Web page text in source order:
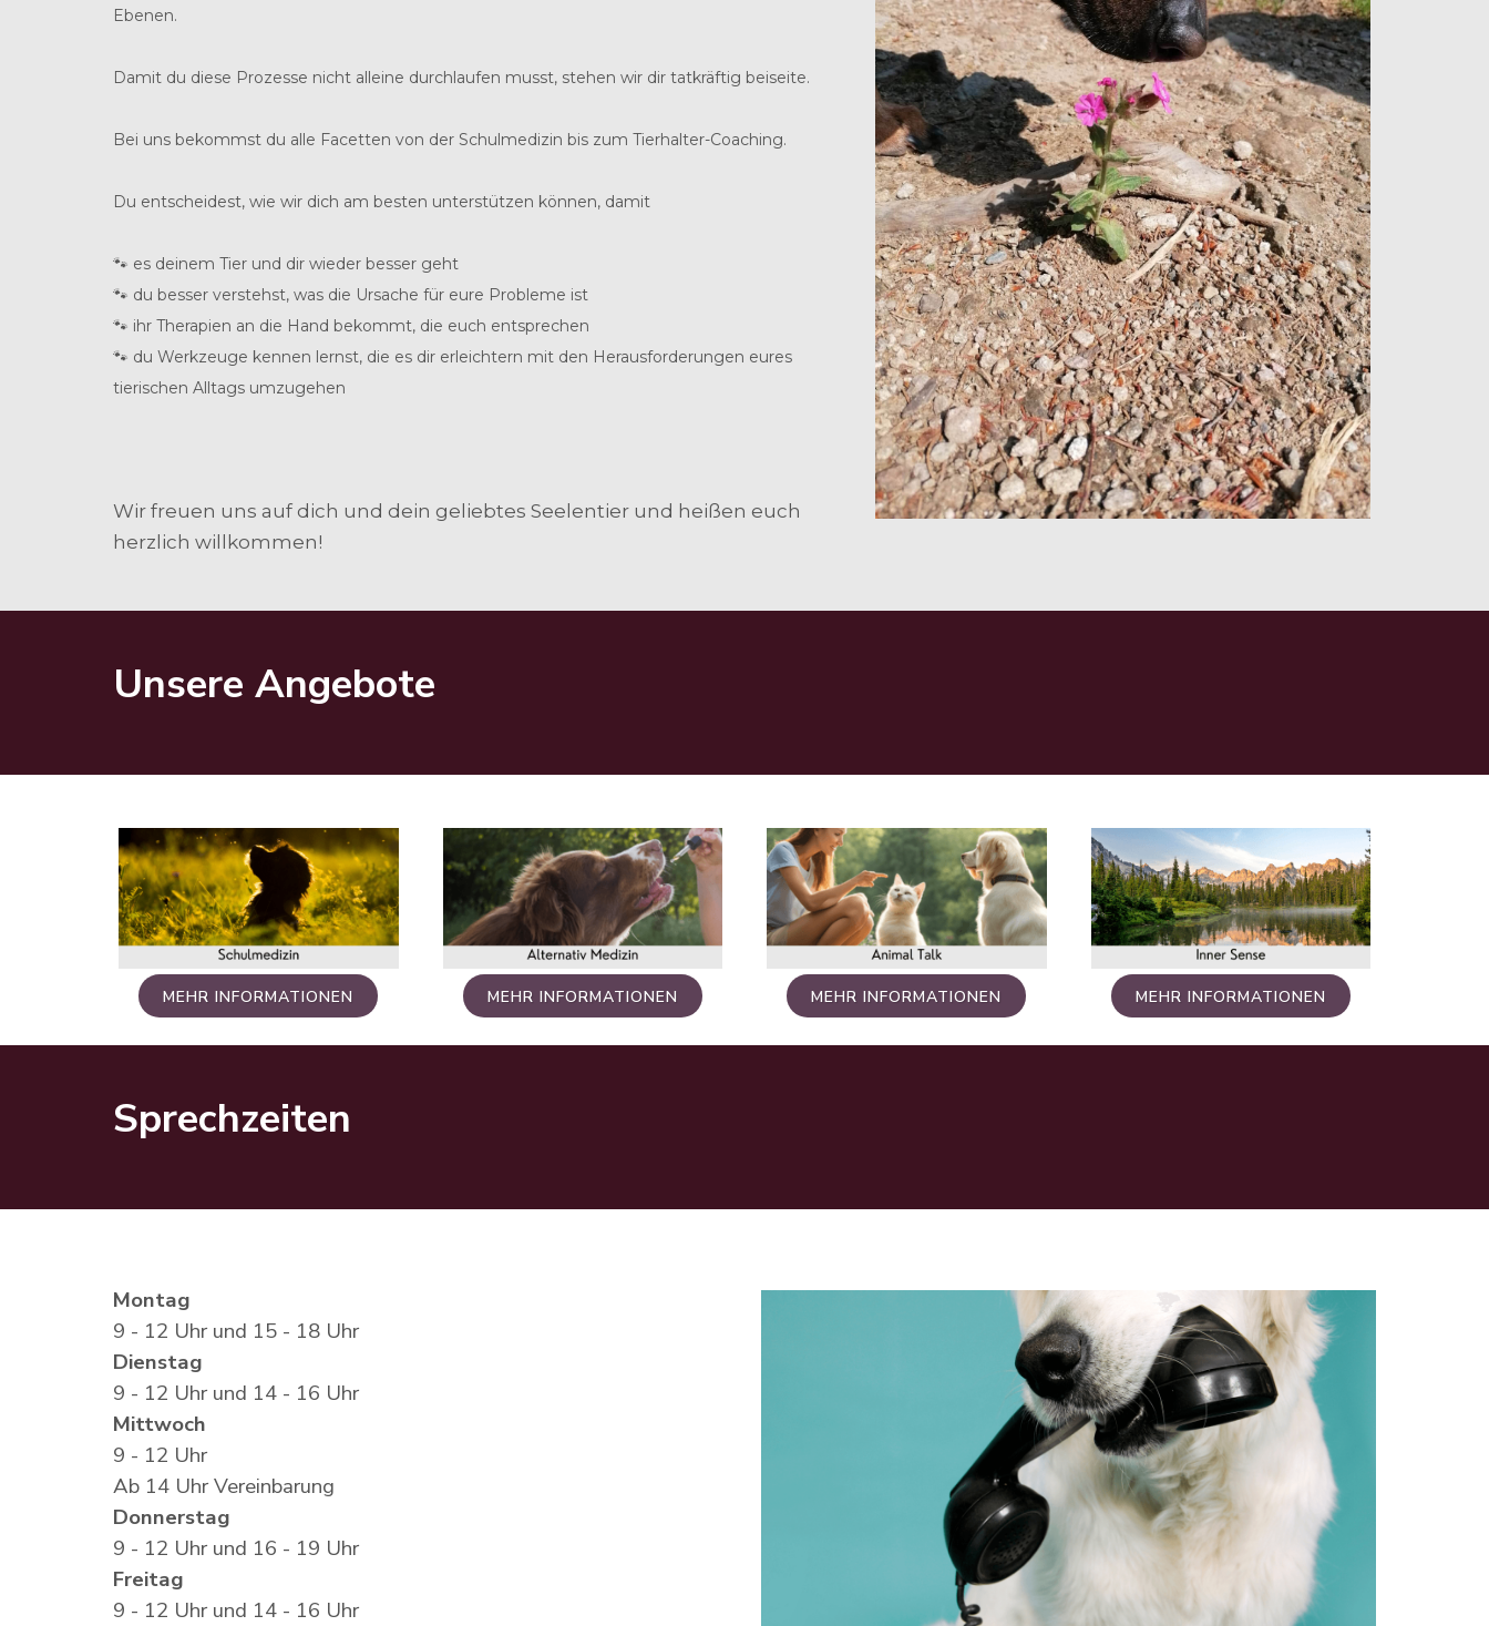
Ebenen.
Damit du diese Prozesse nicht alleine durchlaufen musst, stehen wir dir tatkräftig beiseite.
Bei uns bekommst du alle Facetten von der Schulmedizin bis zum Tierhalter-Coaching.
Du entscheidest, wie wir dich am besten unterstützen können, damit
🐾 es deinem Tier und dir wieder besser geht
🐾 du besser verstehst, was die Ursache für eure Probleme ist
🐾 ihr Therapien an die Hand bekommt, die euch entsprechen
🐾 du Werkzeuge kennen lernst, die es dir erleichtern mit den Herausforderungen eures
tierischen Alltags umzugehen
Wir freuen uns auf dich und dein geliebtes Seelentier und heißen euch
herzlich willkommen!
Unsere Angebote
MEHR INFORMATIONEN MEHR INFORMATIONEN MEHR INFORMATIONEN MEHR INFORMATIONEN
Sprechzeiten
Montag
9 - 12 Uhr und 15 - 18 Uhr
Dienstag
9 - 12 Uhr und 14 - 16 Uhr
Mittwoch
9 - 12 Uhr
Ab 14 Uhr Vereinbarung
Donnerstag
9 - 12 Uhr und 16 - 19 Uhr
Freitag
9 - 12 Uhr und 14 - 16 Uhr